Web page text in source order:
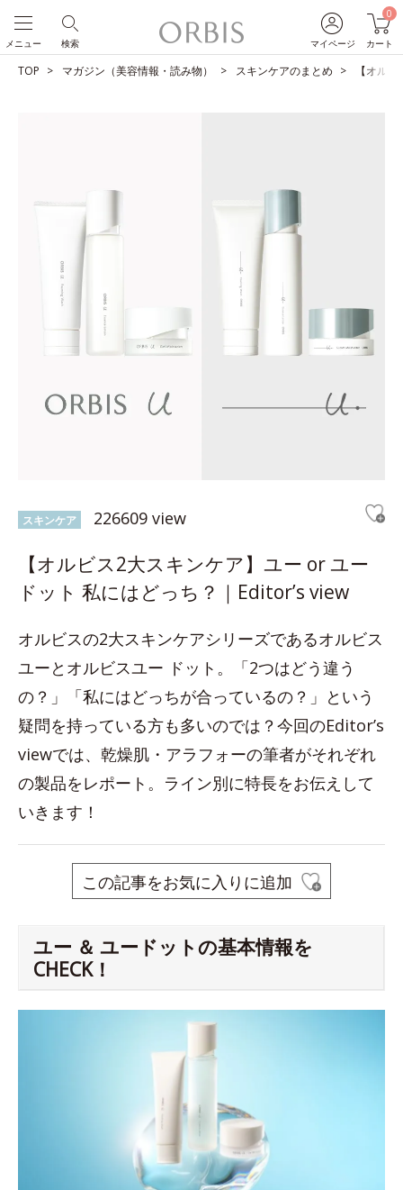
マイページ
0
カート
検索
メニュー
TOP マガジン（美容情報・読み物） スキンケアのまとめ 【オル
スキンケア 226609 view
【オルビス2大スキンケア】ユー or ユー
ドット 私にはどっち？｜Editor’s view
オルビスの2大スキンケアシリーズであるオルビス
ユーとオルビスユー ドット。「2つはどう違う
の？」「私にはどっちが合っているの？」という
疑問を持っている方も多いのでは？今回のEditor’s
viewでは、乾燥肌・アラフォーの筆者がそれぞれ
の製品をレポート。ライン別に特長をお伝えして
いきます！
この記事をお気に入りに追加
ユー ＆ ユードットの基本情報を
CHECK！